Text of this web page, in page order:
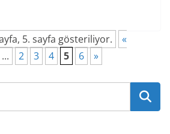
5. sayfa gösteriliyor.
«
... 2 3 4 5 6 »